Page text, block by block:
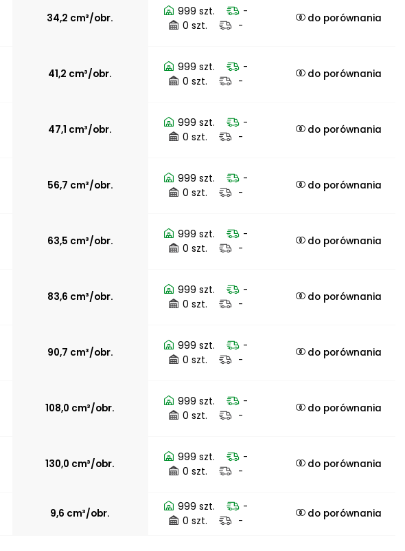
34,2 cm³/obr.
999 szt.
-
0 szt.
-
do porównania
41,2 cm³/obr.
999 szt.
-
0 szt.
-
do porównania
47,1 cm³/obr.
999 szt.
-
0 szt.
-
do porównania
56,7 cm³/obr.
999 szt.
-
0 szt.
-
do porównania
63,5 cm³/obr.
999 szt.
-
0 szt.
-
do porównania
83,6 cm³/obr.
999 szt.
-
0 szt.
-
do porównania
90,7 cm³/obr.
999 szt.
-
0 szt.
-
do porównania
108,0 cm³/obr.
999 szt.
-
0 szt.
-
do porównania
130,0 cm³/obr.
999 szt.
-
0 szt.
-
do porównania
9,6 cm³/obr.
999 szt.
-
0 szt.
-
do porównania